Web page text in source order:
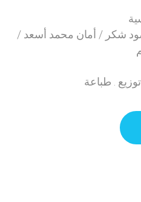
شكر / أمان محمد أسعد /
. طباعة